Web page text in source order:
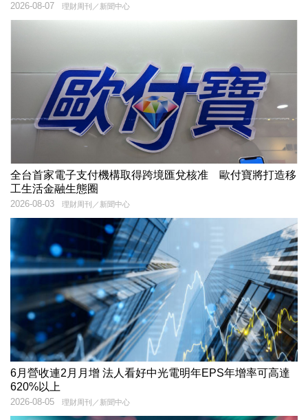
理財周刊／新聞中心
2026-08-07
全台首家電子支付機構取得跨境匯兌核准 歐付寶將打造移
工生活金融生態圈
理財周刊／新聞中心
2026-08-03
6月營收連2月月增 法人看好中光電明年EPS年增率可高達
620%以上
理財周刊／新聞中心
2026-08-05